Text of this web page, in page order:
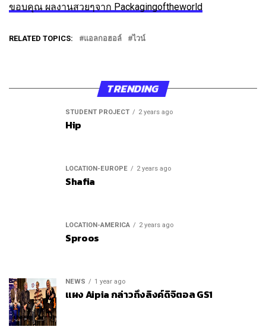
ขอบคุณ ผลงานสวยๆจาก Packagingoftheworld
RELATED TOPICS: แอลกอฮอล์ ไวน์
TRENDING
STUDENT PROJECT 2 years ago
Hip
LOCATION-EUROPE 2 years ago
Shafia
LOCATION-AMERICA 2 years ago
Sproos
NEWS 1 year ago
แผง Aipia กล่าวถึงลิงค์ดิจิตอล GS1